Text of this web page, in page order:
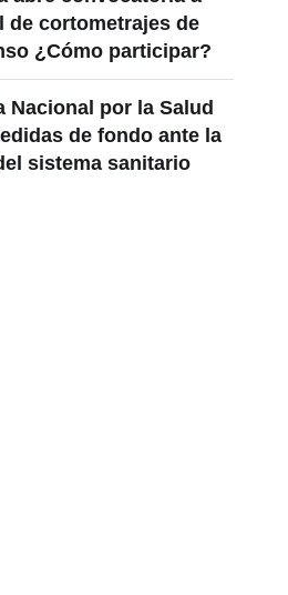
de cortometrajes de
¿Cómo participar?
Nacional por la Salud
de fondo ante la
sistema sanitario